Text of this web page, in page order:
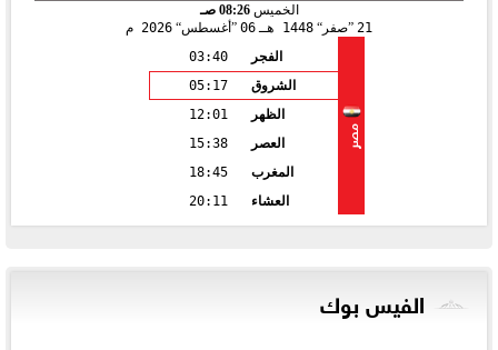
الخميس08:26 صـ
21 صفر 1448 هـ 06 أغسطس 2026 م
مصر
الفجر
03:40
الشروق
05:17
الظهر
12:01
العصر
15:38
المغرب
18:45
العشاء
20:11
الفيس بوك